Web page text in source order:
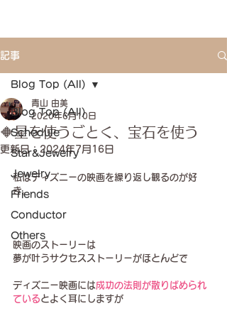
記事
Blog Top (All)
Schedule
Star&Jewelry
Jewelry
Friends
Conductor
Others
Blog Top (All)
🔶星を使うごとく、宝石を使う
青山 由美
2020年6月10日
更新日： 2024年7月16日
私はディズニーの映画を繰り返し観るのが好
き。
映画のストーリーは
夢が叶うサクセスストーリーがほとんどで
ディズニー映画には成功の法則が散りばめられ
ているとよく耳にしますが